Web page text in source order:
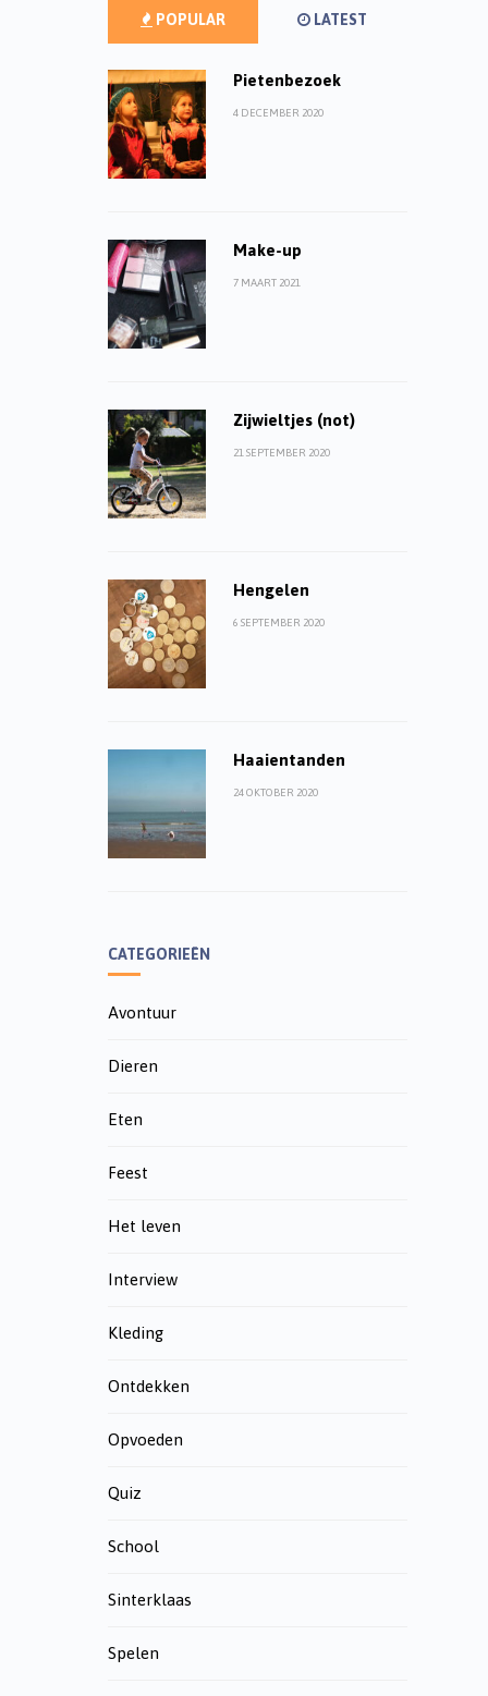
POPULAR LATEST
Pietenbezoek
4 DECEMBER 2020
Make-up
7 MAART 2021
Zijwieltjes (not)
21 SEPTEMBER 2020
Hengelen
6 SEPTEMBER 2020
Haaientanden
24 OKTOBER 2020
CATEGORIEËN
Avontuur
Dieren
Eten
Feest
Het leven
Interview
Kleding
Ontdekken
Opvoeden
Quiz
School
Sinterklaas
Spelen